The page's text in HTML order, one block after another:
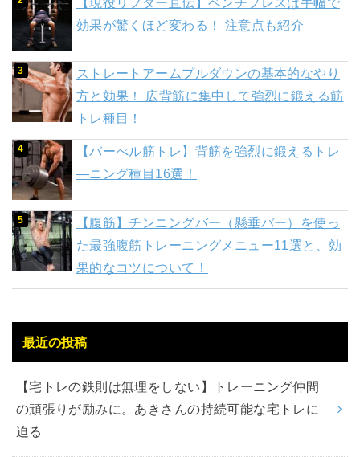
効果が驚くほど変わる！ 注意点も紹介
ストレートアームプルダウンの基本的なやり
方と効果！ 広背筋に集中して強烈に鍛える筋
トレ種目！
【バーべル筋トレ】背筋を強烈に鍛えるトレ
―ニング種目16選！
【腹筋】チンニングバー（懸垂バー）を使っ
た最強腹筋トレーニングメニュー11選と、効
果的なコツについて！
最近の投稿
【宅トレの鉄則は無理をしない】トレーニング仲間
の頑張りが励みに。あきさんの持続可能な宅トレに
迫る